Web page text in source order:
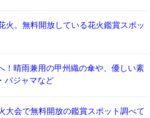
火。無料開放している花火鑑賞スポッ
！晴雨兼用の甲州織の傘や、優しい素
パジャマなど
大会で無料開放の鑑賞スポット調べて